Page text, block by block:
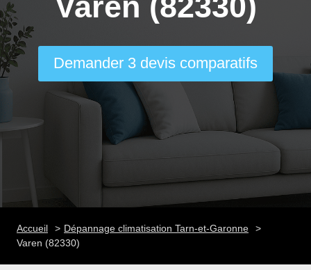
Demander 3 devis comparatifs
Accueil
Dépannage climatisation Tarn-et-Garonne
Varen (82330)